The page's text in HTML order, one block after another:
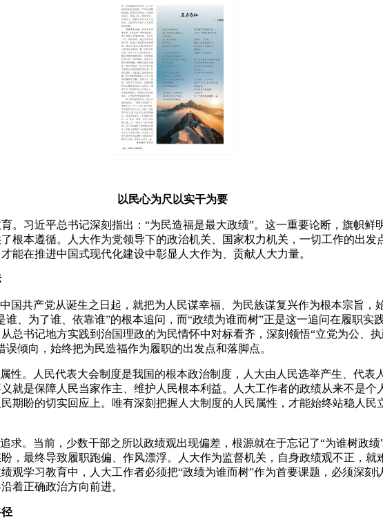
以民心为尺以实干为要
。 习近平总书记深刻指出：“为民造福是最大政绩”。 这一重要论断 ， 旗帜鲜
根本遵循。 人大作为党领导下的政治机关、国家权力机关 ， 一切工作的出发
才能在推进中国式现代化建设中彰显人大作为、贡献人大力量。
中国共产党从诞生之日起 ， 就把为人民谋幸福、为民族谋复兴作为根本宗旨 ，
、为了谁、依靠谁”的根本追问
， 而“政绩为谁而树”正是这一追问在履职实
从总书记地方实践到治国理政的为民情怀中对标看齐 ， 深刻领悟“立党为公、
误倾向 ， 始终把为民造福作为履职的出发点和落脚点。
性。 人民代表大会制度是我国的根本政治制度 ， 人大由人民选举产生、代表
就是保障人民当家作主、维护人民根本利益。 人大工作者的政绩从来不是个
期盼的切实回应上。 唯有深刻把握人大制度的人民属性 ， 才能始终站稳人民
求。 当前 ， 少数干部之所以政绩观出现偏差 ， 根源就在于忘记了“为谁树政
， 最终导致履职跑偏、作风漂浮。 人大作为监督机关 ， 自身政绩观不正 ， 就
观学习教育中 ， 人大工作者必须把“政绩为谁而树”作为首要课题 ， 必须深刻
着正确政治方向前进。